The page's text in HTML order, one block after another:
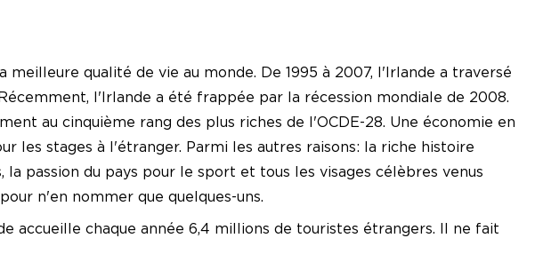
qualité de vie au monde. De 1995 à 2007, l'Irlande a traversé
l'Irlande a été frappée par la récession mondiale de 2008.
au cinquième rang des plus riches de l'OCDE-28. Une économie en
les stages à l'étranger. Parmi les autres raisons: la riche histoire
passion du pays pour le sport et tous les visages célèbres venus
n'en nommer que quelques-uns.
accueille chaque année 6,4 millions de touristes étrangers. Il ne fait